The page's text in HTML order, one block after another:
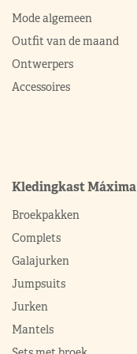
Mode algemeen
Outfit van de maand
Ontwerpers
Accessoires
Kledingkast Máxima
Broekpakken
Complets
Galajurken
Jumpsuits
Jurken
Mantels